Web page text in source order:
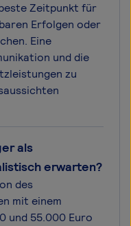
Zeitpunkt für
Erfolgen oder
Eine
und die
zu
als
erwarten?
des
mit einem
und 55.000 Euro